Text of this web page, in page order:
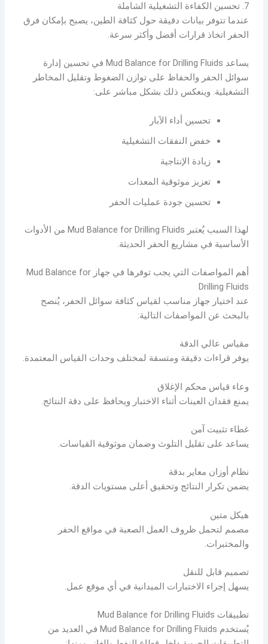
7. تحسين الكفاءة التشغيلية الشاملة
عندما تتوفر بيانات دقيقة حول كثافة الطين، يصبح بإمكان فرق
الحفر اتخاذ قرارات أفضل وأكثر سرعة.
يساعد Mud Balance for Drilling Fluids في تحسين إدارة
سوائل الحفر والحفاظ على توازن الضغوط وتقليل المخاطر
التشغيلية. وينعكس ذلك بشكل مباشر على:
تحسين أداء الآبار
خفض النفقات التشغيلية
زيادة الإنتاجية
تعزيز موثوقية المعدات
تحسين جودة عمليات الحفر
لهذا السبب يُعتبر Mud Balance for Drilling Fluids من الأدوات
الأساسية في مشاريع الحفر الحديثة.
أهم المواصفات التي يجب توفرها في جهاز Mud Balance for
Drilling Fluids
عند اختيار جهاز مناسب لقياس كثافة سوائل الحفر، يُنصح
بالبحث عن المواصفات التالية:
مقياس عالي الدقة
يوفر قراءات دقيقة ومتسقة لمختلف وحدات القياس المعتمدة.
وعاء قياس محكم الإغلاق
يمنع فقدان العينات أثناء الاختبار ويحافظ على دقة النتائج.
غطاء تثبيت آمن
يساعد على تقليل التلوث وضمان موثوقية القياسات.
نظام أوزان معاير بدقة
يضمن تكرار النتائج وتحقيق أعلى مستويات الدقة.
هيكل متين
مصمم لتحمل ظروف العمل الصعبة في مواقع الحفر
والمختبرات.
تصميم قابل للنقل
يسهل إجراء الاختبارات الميدانية في أي موقع عمل.
تطبيقات Mud Balance for Drilling Fluids
يُستخدم Mud Balance for Drilling Fluids في العديد من